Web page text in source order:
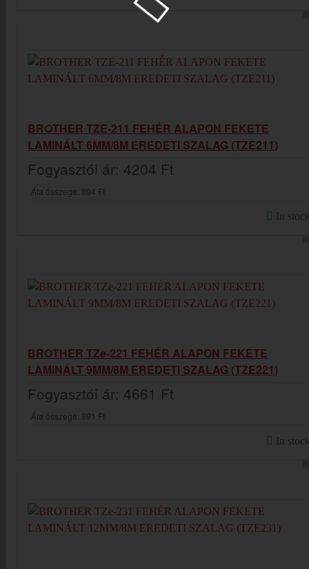
BROTHER TZE-211 FEHÉR ALAPON FEKETE
LAMINÁLT 6MM/8M EREDETI SZALAG (TZE211)
Fogyasztói ár: 4204 Ft
Áfa összege: 894 Ft
In
BROTHER TZe-221 FEHÉR ALAPON FEKETE
LAMINÁLT 9MM/8M EREDETI SZALAG (TZE221)
Fogyasztói ár: 4661 Ft
Áfa összege: 991 Ft
In